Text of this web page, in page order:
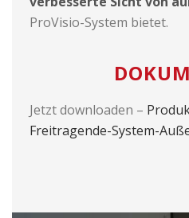
ProVisio-System bietet.
Jetzt downloaden –
Freitragende-System-